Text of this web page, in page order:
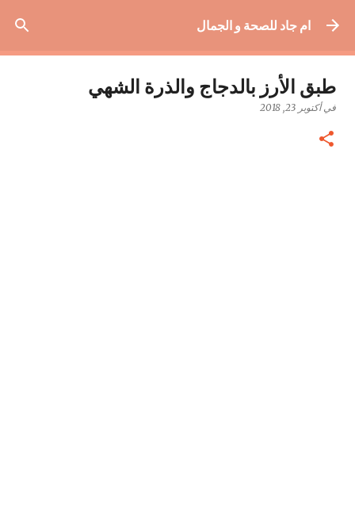
التخطي إلى المحتوى الرئيسيام جاد للصحة و الجمال
طبق الأرز بالدجاج والذرة الشهي
فيأكتوبر 23, 2018